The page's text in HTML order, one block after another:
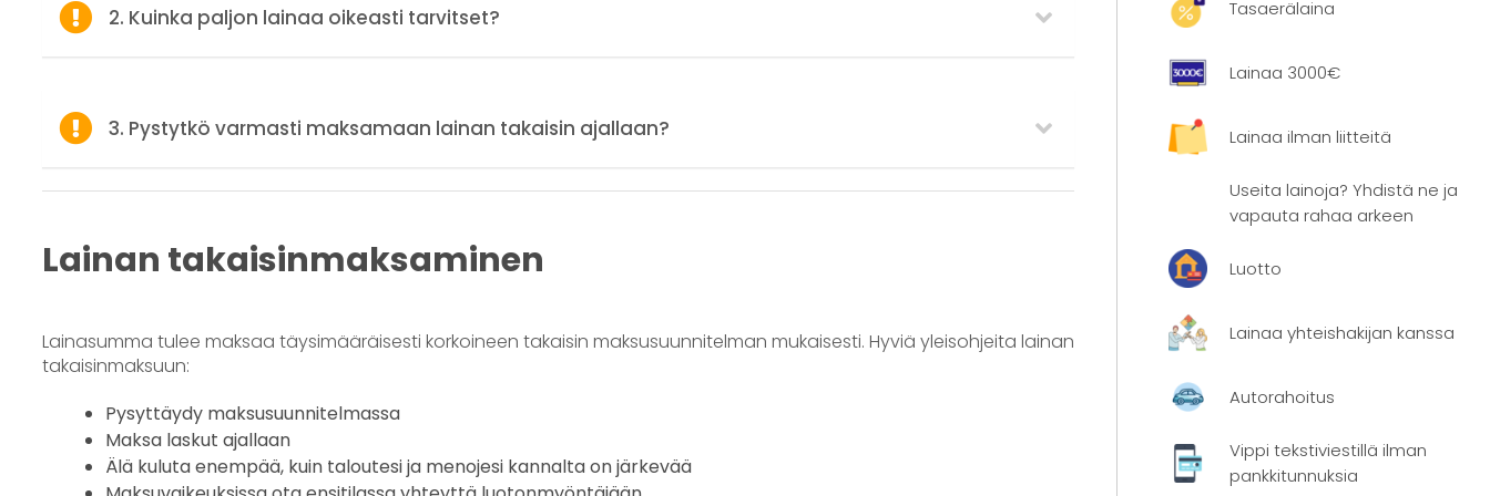
2. Kuinka paljon lainaa oikeasti tarvitset?
3. Pystytkö varmasti maksamaan lainan takaisin ajallaan?
Lainan takaisinmaksaminen
Lainasumma tulee maksaa täysimääräisesti korkoineen takaisin maksusuunnitelman mukaisesti. Hyviä yleisohjeita lainan
takaisinmaksuun:
Pysyttäydy maksusuunnitelmassa
Maksa laskut ajallaan
Älä kuluta enempää, kuin taloutesi ja menojesi kannalta on järkevää
Tasaerälaina
Lainaa 3000€
Lainaa ilman liitteitä
Useita lainoja? Yhdistä ne ja
vapauta rahaa arkeen
Luotto
Lainaa yhteishakijan kanssa
Autorahoitus
Vippi tekstiviestillä ilman
pankkitunnuksia